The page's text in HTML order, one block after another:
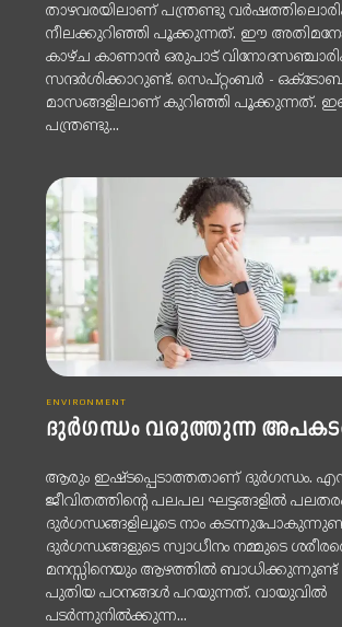
താഴവരയിലാണ് പന്ത്രണ്ടു
നീലക്കുറിഞ്ഞി പൂക്കുന്നത്. ഈ
കാഴ്ച കാണാന്‍ ഒരുപാട്
സന്ദര്‍ശിക്കാറുണ്ട്. സെപ്റ്റംബര്‍ -
മാസങ്ങളിലാണ് കുറിഞ്ഞി പൂക്കുന്നത്.
പന്ത്രണ്ടു...
ENVIRONMENT
ദുർഗന്ധം വരുത്തുന്ന
ആരും ഇഷ്ടപ്പെടാത്തതാണ് ദുർഗന്ധം.
ജീവിതത്തിന്റെ പലപല ഘട്ടങ്ങളിൽ
ദുർഗന്ധങ്ങളിലൂടെ നാം
ദുർഗന്ധങ്ങളുടെ സ്വാധീനം നമ്മുടെ
മനസ്സിനെയും ആഴത്തിൽ
പുതിയ പഠനങ്ങൾ പറയുന്നത്. വായുവിൽ
പടർന്നുനിൽക്കുന്ന...